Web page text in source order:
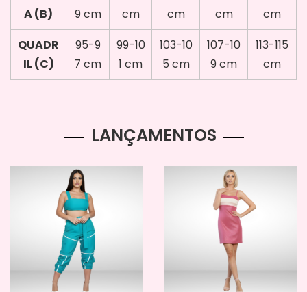
A (B)
9 cm
cm
cm
cm
cm
QUADR
IL (C)
95-9
7 cm
99-10
1 cm
103-10
5 cm
107-10
9 cm
113-115
cm
LANÇAMENTOS